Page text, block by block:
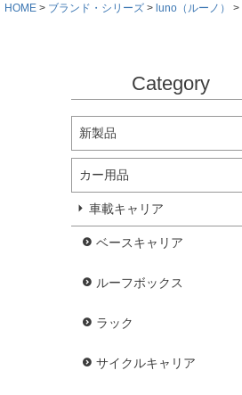
HOME
ブランド・シリーズ luno（ルーノ）
Category
新製品
カー用品
車載キャリア
ベースキャリア
ルーフボックス
ラック
サイクルキャリア